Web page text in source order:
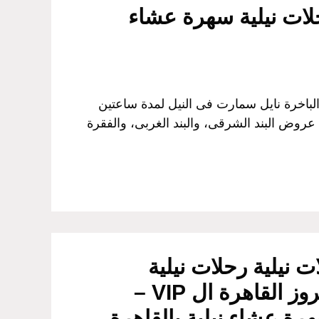
نايل سمارت فى النيل لمدة ساعتين
البند الشرقى، والبند الغربى، والفقرة
نيلية رحلات نيلية
بالقاهرة نايل كروز القاهرة ال VIP –